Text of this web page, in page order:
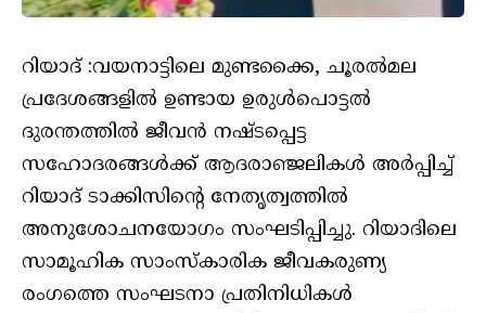
റിയാദ് :വയനാട്ടിലെ മുണ്ടക്കൈ, ചൂരൽമല
പ്രദേശങ്ങളിൽ ഉണ്ടായ ഉരുൾപൊട്ടൽ
ദുരന്തത്തിൽ ജീവന്‍ നഷ്ടപ്പെട്ട
സഹോദരങ്ങൾക്ക് ആദരാഞ്ജലികൾ അർപ്പിച്ച്
റിയാദ് ടാക്കിസിന്റെ നേതൃത്വത്തിൽ
അനുശോചനയോഗം സംഘടിപ്പിച്ചു. റിയാദിലെ
സാമൂഹിക സാംസ്‌കാരിക ജീവകരുണ്യ
രംഗത്തെ സംഘടനാ പ്രതിനിധികൾ